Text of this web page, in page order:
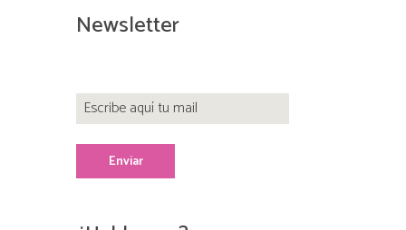
Newsletter